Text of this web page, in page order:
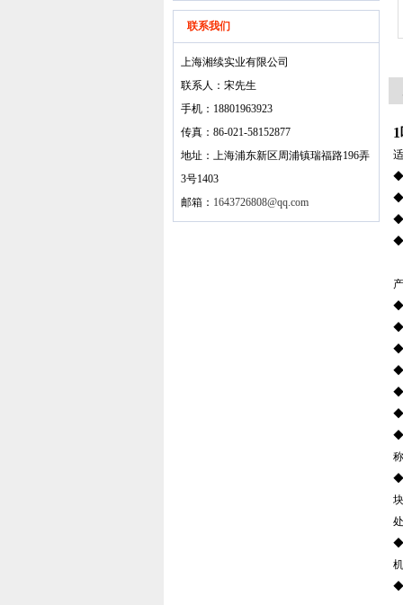
联系我们
上海湘续实业有限公司
联系人：宋先生
手机：18801963923
传真：86-021-58152877
地址：上海浦东新区周浦镇瑞福路196弄
3号1403
邮箱： 1643726808@qq.com
◆
◆
◆
◆
◆
◆
◆
◆
◆
◆
◆
◆
◆
◆